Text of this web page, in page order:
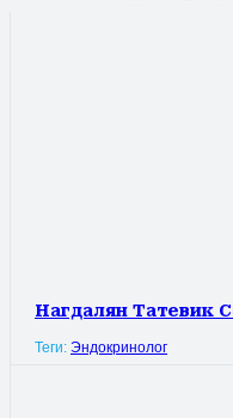
Нагдалян Татевик
Теги: Эндокринолог